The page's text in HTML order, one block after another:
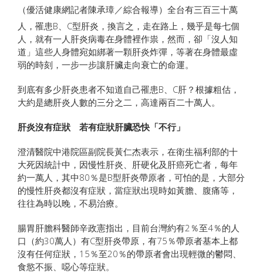
（優活健康網記者陳承璋／綜合報導）全台有三百三十萬
人，罹患B、C型肝炎，換言之，走在路上，幾乎是每七個
人，就有一人肝炎病毒在身體裡作祟，然而，卻「沒人知
道」這些人身體宛如綁著一顆肝炎炸彈，等著在身體最虛
弱的時刻，一步一步讓肝臟走向衰亡的命運。
到底有多少肝炎患者不知道自己罹患B、C肝？根據粗估，
大約是總肝炎人數的三分之二，高達兩百二十萬人。
肝炎沒有症狀 若有症狀肝臟恐快「不行」
澄清醫院中港院區副院長黃仁杰表示，在衛生福利部的十
大死因統計中，因慢性肝炎、肝硬化及肝癌死亡者，每年
約一萬人，其中80％是B型肝炎帶原者，可怕的是，大部分
的慢性肝炎都沒有症狀，當症狀出現時如黃膽、腹痛等，
往往為時以晚，不易治療。
腸胃肝膽科醫師辛政憲指出，目前台灣約有2％至4％的人
口（約30萬人）有C型肝炎帶原，有75％帶原者基本上都
沒有任何症狀，15％至20％的帶原者會出現輕微的鬱悶、
食慾不振、噁心等症狀。